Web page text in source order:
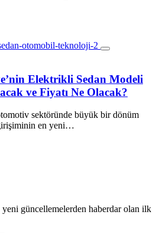
Elektrikli Sedan Modeli
ve Fiyatı Ne Olacak?
sektöründe büyük bir dönüm
en yeni…
güncellemelerden haberdar olan ilk